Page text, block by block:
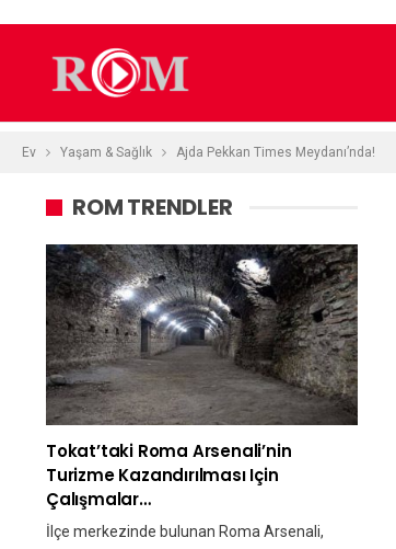
Ev Yaşam & Sağlık Ajda Pekkan Times Meydanı’nda!
ROM TRENDLER
Tokat’taki Roma Arsenali’nin
Turizme Kazandırılması Için
Çalışmalar…
İlçe merkezinde bulunan Roma Arsenali,